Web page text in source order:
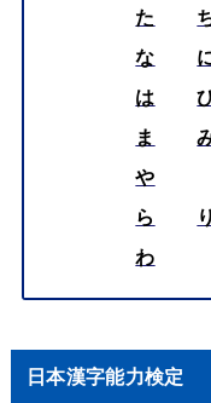
た
な
は
ま
や
ら
り
わ
日本漢字能力検定